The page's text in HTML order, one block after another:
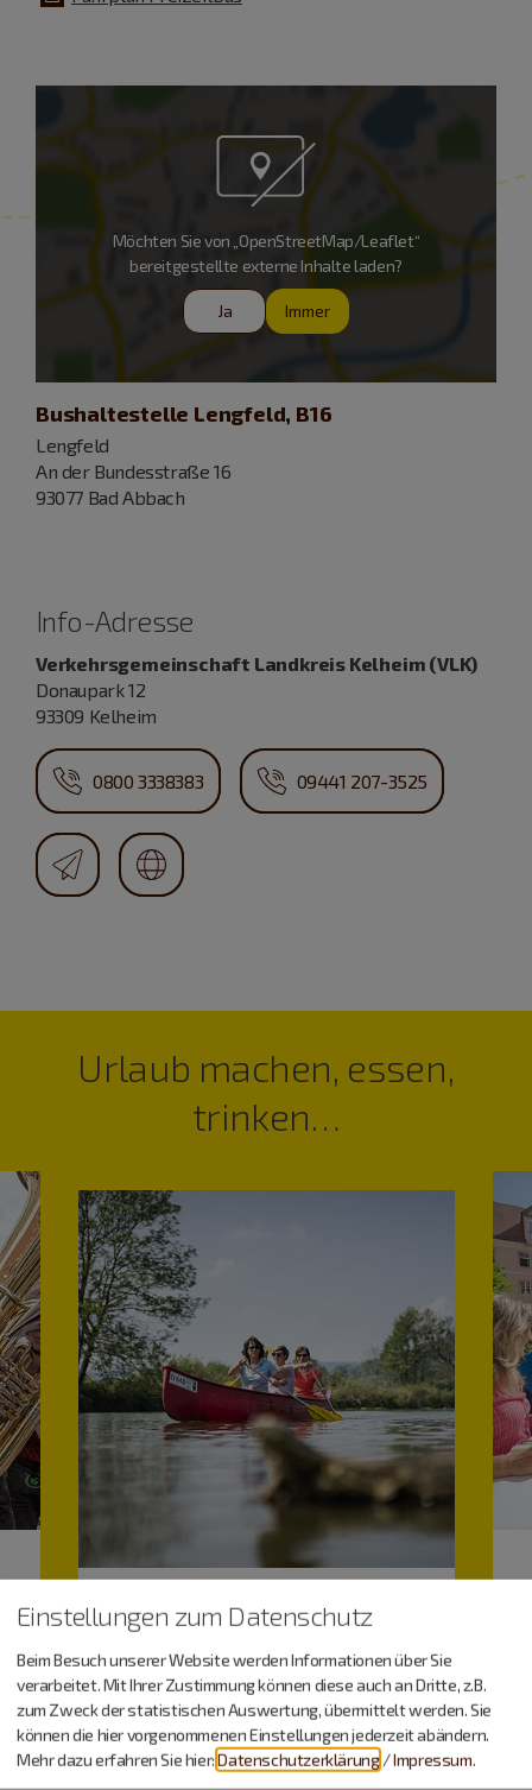
Möchten Sie von „OpenStreetMap/Leaflet“
bereitgestellte externe Inhalte laden?
Ja Immer
Bushaltestelle Lengfeld, B16
Lengfeld
An der Bundesstraße 16
93077 Bad Abbach
Info-Adresse
Verkehrsgemeinschaft Landkreis Kelheim (VLK)
Donaupark 12
93309 Kelheim
0800 3338383 09441 207-3525
Urlaub machen, essen,
trinken…
Freizeitspaß
Einstellungen zum Datenschutz
Beim Besuch unserer Website werden Informationen über Sie
verarbeitet. Mit Ihrer Zustimmung können diese auch an Dritte, z.B.
zum Zweck der statistischen Auswertung, übermittelt werden. Sie
können die hier vorgenommenen Einstellungen jederzeit abändern.
Mehr dazu erfahren Sie hier:Datenschutzerklärung /Impressum.